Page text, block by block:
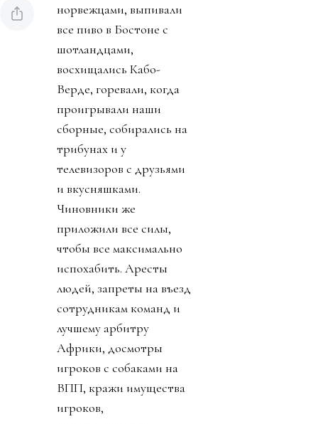
норвежцами, выпивали
все пиво в Бостоне с
шотландцами,
восхищались Кабо-
Верде, горевали, когда
проигрывали наши
сборные, собирались на
трибунах и у
телевизоров с друзьями
и вкусняшками.
Чиновники же
приложили все силы,
чтобы все максимально
испохабить. Аресты
людей, запреты на въезд
сотрудникам команд и
лучшему арбитру
Африки, досмотры
игроков с собаками на
ВПП, кражи имущества
игроков,